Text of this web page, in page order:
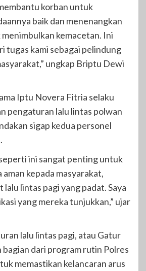
korban untuk
baik dan menenangkan
kemacetan. Ini
tugas kami sebagai pelindung
ungkap Briptu Dewi
Iptu Novera Fitria selaku
pengaturan lalu lintas polwan
sigap kedua personel
ini sangat penting untuk
kepada masyarakat,
lalu lintas pagi yang padat. Saya
yang mereka tunjukkan,” ujar
lalu lintas pagi, atau Gatur
bagian dari program rutin Polres
memastikan kelancaran arus